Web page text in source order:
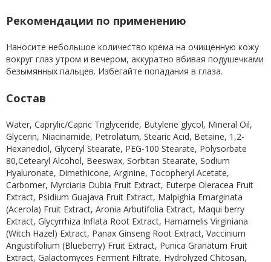
Рекомендации по применению
Наносите небольшое количество крема на очищенную кожу
вокруг глаз утром и вечером, аккуратно вбивая подушечками
безымянных пальцев. Избегайте попадания в глаза.
Состав
Water, Caprylic/Capric Triglyceride, Butylene glycol, Mineral Oil,
Glycerin, Niacinamide, Petrolatum, Stearic Acid, Betaine, 1,2-
Hexanediol, Glyceryl Stearate, PEG-100 Stearate, Polysorbate
80,Cetearyl Alcohol, Beeswax, Sorbitan Stearate, Sodium
Hyaluronate, Dimethicone, Arginine, Tocopheryl Acetate,
Carbomer, Myrciaria Dubia Fruit Extract, Euterpe Oleracea Fruit
Extract, Psidium Guajava Fruit Extract, Malpighia Emarginata
(Acerola) Fruit Extract, Aronia Arbutifolia Extract, Maqui berry
Extract, Glycyrrhiza Inflata Root Extract, Hamamelis Virginiana
(Witch Hazel) Extract, Panax Ginseng Root Extract, Vaccinium
Angustifolium (Blueberry) Fruit Extract, Punica Granatum Fruit
Extract, Galactomyces Ferment Filtrate, Hydrolyzed Chitosan,